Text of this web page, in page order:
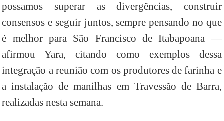
possamos superar as divergências, construir
consensos e seguir juntos, sempre pensando no que
é melhor para São Francisco de Itabapoana —
afirmou Yara, citando como exemplos dessa
integração a reunião com os produtores de farinha e
a instalação de manilhas em Travessão de Barra,
realizadas nesta semana.